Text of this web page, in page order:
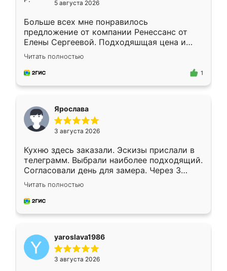
5 августа 2026
Больше всех мне понравилось
предложение от компании Ренессанс от
Елены Сергеевой. Подходяшщая цена и
короткие сроки изготовления. Приехавший
для замера сотрудник Владислав
предложил по моему эскизу самый
Читать полностью
1
Ярослава
3 августа 2026
Кухню здесь заказали. Эскизы прислали в
телеграмм. Выбрали наиболее подходящий.
Согласовали день для замера. Через 3
недели кухня была уже готова. Остались
довольны работой. Спасибо Ренессанс
мебель за качественную работу!
Читать полностью
yaroslava1986
3 августа 2026